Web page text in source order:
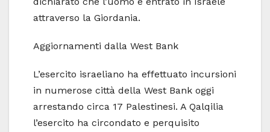
attraverso la Giordania.
Aggiornamenti dalla West Bank
L’esercito israeliano ha effettuato incursioni
in numerose città della West Bank oggi
arrestando circa 17 Palestinesi. A Qalqilia
l’esercito ha circondato e perquisito